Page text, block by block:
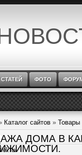
ФОТО
Каталог сайтов » Товары
ДОМА В